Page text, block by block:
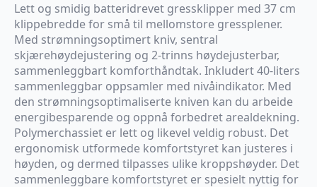
Lett og smidig batteridrevet gressklipper med 37 cm
klippebredde for små til mellomstore gressplener.
Med strømningsoptimert kniv, sentral
skjærehøydejustering og 2-trinns høydejusterbar,
sammenleggbart komforthåndtak. Inkludert 40-liters
sammenleggbar oppsamler med nivåindikator. Med
den strømningsoptimaliserte kniven kan du arbeide
energibesparende og oppnå forbedret arealdekning.
Polymerchassiet er lett og likevel veldig robust. Det
ergonomisk utformede komfortstyret kan justeres i
høyden, og dermed tilpasses ulike kroppshøyder. Det
sammenleggbare komfortstyret er spesielt nyttig for